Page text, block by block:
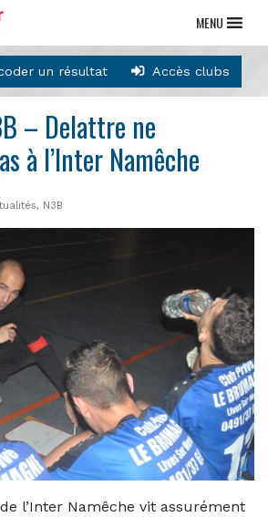
un résultat Accès clubs
MENU
– Delattre ne
à l’Inter Namêche
, N3B
l’Inter Namêche vit assurément